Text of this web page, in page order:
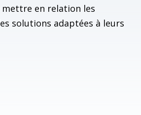
en relation les
solutions adaptées à leurs